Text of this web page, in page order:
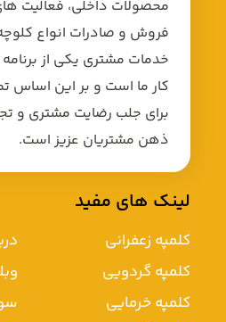
لینک های مفید
کلمپه زعفرانی
کلمپه گردویی
کلمپه خرمایی
محصولات داخلی، فعالیت
فروش و صادرات انواع
خدمات مشتری یکی از
کار ما است و بر این اساس
برای جلب رضایت مشتری و
ذهن مشتریان عزیز است.